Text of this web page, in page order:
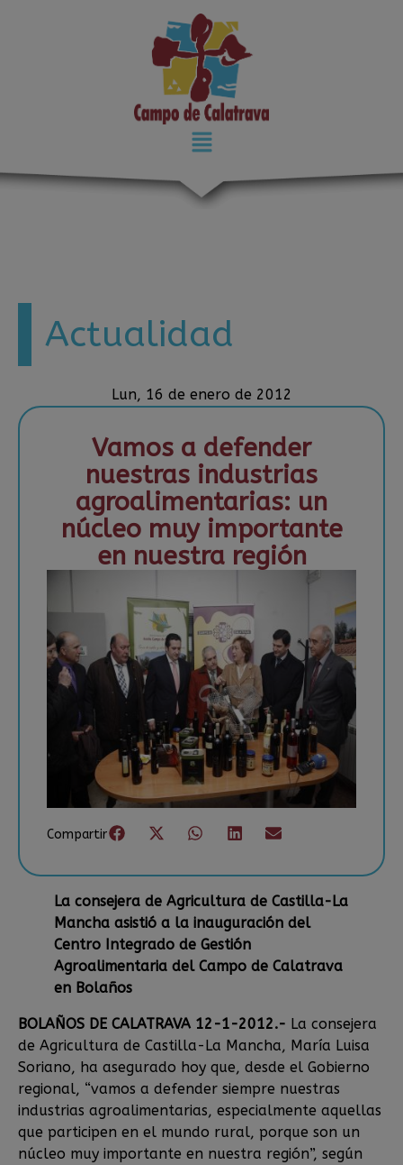
Actualidad
Lun, 16 de enero de 2012
Vamos a defender
nuestras industrias
agroalimentarias: un
núcleo muy importante
en nuestra región
Compartir
La consejera de Agricultura de Castilla-La
Mancha asistió a la inauguración del
Centro Integrado de Gestión
Agroalimentaria del Campo de Calatrava
en Bolaños
BOLAÑOS DE CALATRAVA 12-1-2012.- La consejera
de Agricultura de Castilla-La Mancha, María Luisa
Soriano, ha asegurado hoy que, desde el Gobierno
regional, “vamos a defender siempre nuestras
industrias agroalimentarias, especialmente aquellas
que participen en el mundo rural, porque son un
núcleo muy importante en nuestra región”, según